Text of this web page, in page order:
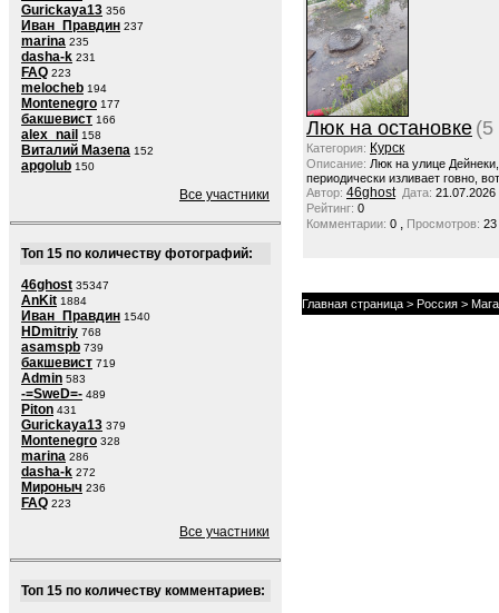
Gurickaya13 356
Иван_Правдин 237
marina 235
dasha-k 231
FAQ 223
melocheb 194
Montenegro 177
бакшевист 166
alex_nail 158
Виталий Мазепа 152
apgolub 150
Все участники
Топ 15 по количеству фотографий:
46ghost 35347
AnKit 1884
Иван_Правдин 1540
HDmitriy 768
asamspb 739
бакшевист 719
Admin 583
-=SweD=- 489
Piton 431
Gurickaya13 379
Montenegro 328
marina 286
dasha-k 272
Мироныч 236
FAQ 223
Все участники
Топ 15 по количеству комментариев:
Люк на остановке (5
Категория: Курск
Описание: Люк на улице
периодически изливает говно,
Автор: 46ghost Дата: 21.07.2026
Рейтинг: 0
Комментарии: 0 , Просмотров: 23
Главная страница > Россия >